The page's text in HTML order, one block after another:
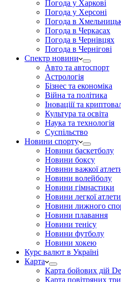
Погода у Харкові
Погода у Херсоні
Погода в
Погода в Черкасах
Погода в Чернівцях
Погода в Чернігові
Спектр новини
Авто та автоспорт
Астрологія
Бізнес та економіка
Війна та політика
Іноваціії та
Культура та освіта
Наука та технологія
Суспільство
Новини спорту
Новини баскетболу
Новини боксу
Новини важкої
Новини волейболу
Новини гімнастики
Новини легкої
Новини лижного
Новини плавання
Новини тенісу
Новини футболу
Новини хокею
Курс валют в Україні
Карта
Карта бойових дій
Карта повітряних